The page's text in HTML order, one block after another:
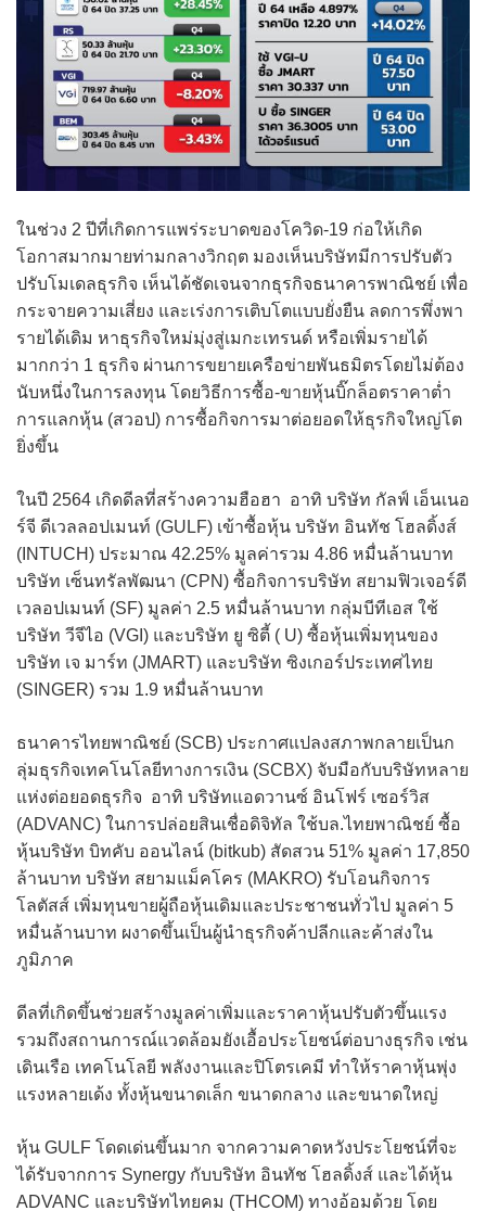
ในช่วง 2 ปีที่เกิดการแพร่ระบาดของโควิด-19 ก่อให้เกิด
โอกาสมากมายท่ามกลางวิกฤต มองเห็นบริษัทมีการปรับตัว
ปรับโมเดลธุรกิจ เห็นได้ชัดเจนจากธุรกิจธนาคารพาณิชย์ เพื่อ
กระจายความเสี่ยง และเร่งการเติบโตแบบยั่งยืน ลดการพึ่งพา
รายได้เดิม หาธุรกิจใหม่มุ่งสู่เมกะเทรนด์ หรือเพิ่มรายได้
มากกว่า 1 ธุรกิจ ผ่านการขยายเครือข่ายพันธมิตรโดยไม่ต้อง
นับหนึ่งในการลงทุน โดยวิธีการซื้อ-ขายหุ้นบิ๊กล็อตราคาต่ำ
การแลกหุ้น (สวอป) การซื้อกิจการมาต่อยอดให้ธุรกิจใหญ่โต
ยิ่งขึ้น
ในปี 2564 เกิดดีลที่สร้างความฮือฮา อาทิ บริษัท กัลฟ์ เอ็นเนอ
ร์จี ดีเวลลอปเมนท์ (GULF) เข้าซื้อหุ้น บริษัท อินทัช โฮลดิ้งส์
(INTUCH) ประมาณ 42.25% มูลค่ารวม 4.86 หมื่นล้านบาท
บริษัท เซ็นทรัลพัฒนา (CPN) ซื้อกิจการบริษัท สยามฟิวเจอร์ดี
เวลอปเมนท์ (SF) มูลค่า 2.5 หมื่นล้านบาท กลุ่มบีทีเอส ใช้
บริษัท วีจีไอ (VGI) และบริษัท ยู ซิตี้ ( U) ซื้อหุ้นเพิ่มทุนของ
บริษัท เจ มาร์ท (JMART) และบริษัท ซิงเกอร์ประเทศไทย
(SINGER) รวม 1.9 หมื่นล้านบาท
ธนาคารไทยพาณิชย์ (SCB) ประกาศแปลงสภาพกลายเป็นก
ลุ่มธุรกิจเทคโนโลยีทางการเงิน (SCBX) จับมือกับบริษัทหลาย
แห่งต่อยอดธุรกิจ อาทิ บริษัทแอดวานซ์ อินโฟร์ เซอร์วิส
(ADVANC) ในการปล่อยสินเชื่อดิจิทัล ใช้บล.ไทยพาณิชย์ ซื้อ
หุ้นบริษัท บิทคับ ออนไลน์ (bitkub) สัดสวน 51% มูลค่า 17,850
ล้านบาท บริษัท สยามแม็คโคร (MAKRO) รับโอนกิจการ
โลตัสส์ เพิ่มทุนขายผู้ถือหุ้นเดิมและประชาชนทั่วไป มูลค่า 5
หมื่นล้านบาท ผงาดขึ้นเป็นผู้นำธุรกิจค้าปลีกและค้าส่งใน
ภูมิภาค
ดีลที่เกิดขึ้นช่วยสร้างมูลค่าเพิ่มและราคาหุ้นปรับตัวขึ้นแรง
รวมถึงสถานการณ์แวดล้อมยังเอื้อประโยชน์ต่อบางธุรกิจ เช่น
เดินเรือ เทคโนโลยี พลังงานและปิโตรเคมี ทำให้ราคาหุ้นพุ่ง
แรงหลายเด้ง ทั้งหุ้นขนาดเล็ก ขนาดกลาง และขนาดใหญ่
หุ้น GULF โดดเด่นขึ้นมาก จากความคาดหวังประโยชน์ที่จะ
ได้รับจากการ Synergy กับบริษัท อินทัช โฮลดิ้งส์ และได้หุ้น
ADVANC และบริษัทไทยคม (THCOM) ทางอ้อมด้วย โดย